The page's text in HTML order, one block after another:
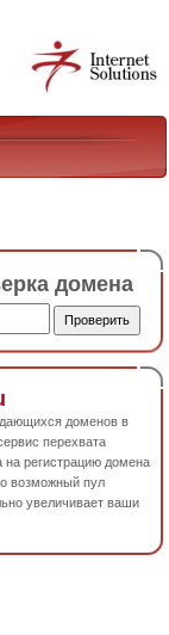
домена
доменов в
перехвата
на регистрацию домена
возможный пул
увеличивает ваши